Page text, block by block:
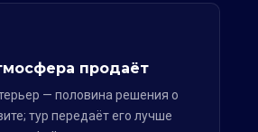
продаёт
— половина решения о
тур передаёт его лучше